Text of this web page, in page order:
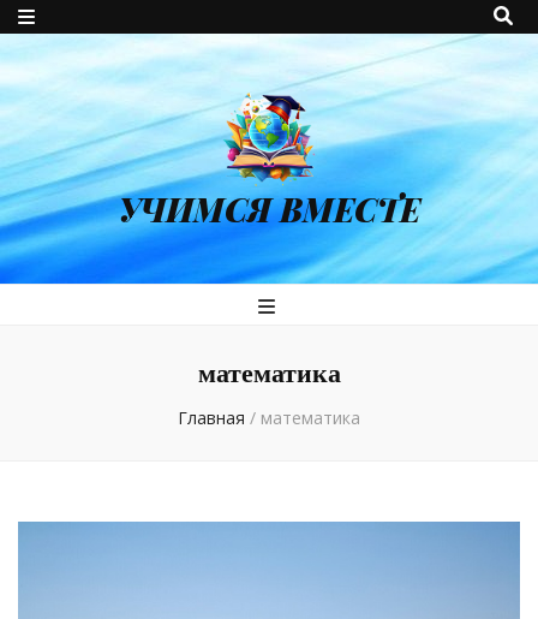
УЧИМСЯ ВМЕСТЕ
математика
Главная / математика